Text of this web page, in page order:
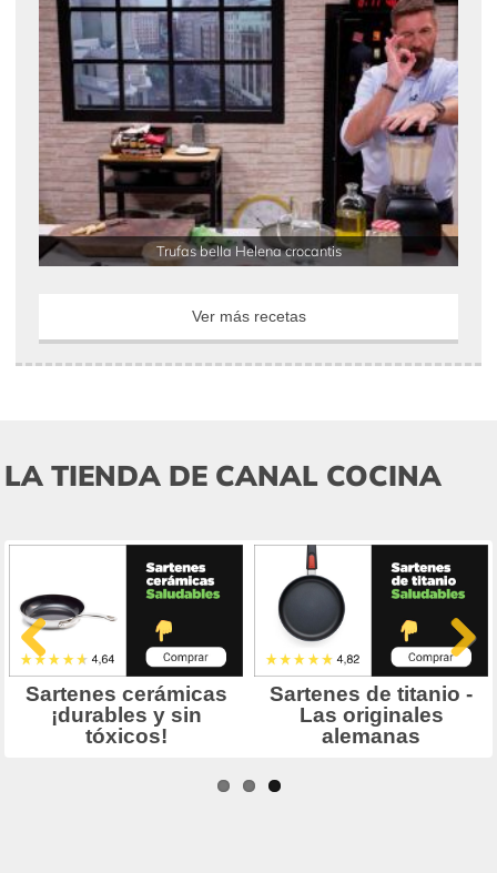
Trufas bella Helena crocantis
Ver más recetas
LA TIENDA DE CANAL COCINA